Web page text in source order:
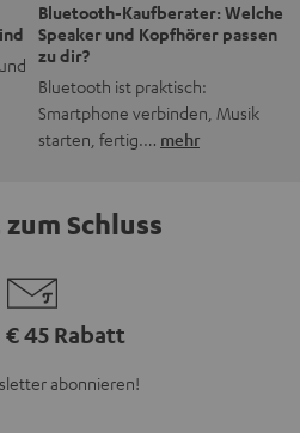
Bluetooth-Kaufberater: Welche
Speaker und Kopfhörer passen
zu dir?
Bluetooth ist praktisch:
Smartphone verbinden, Musik
starten, fertig.… mehr
Schluss
€ 45 Rabatt
abonnieren!